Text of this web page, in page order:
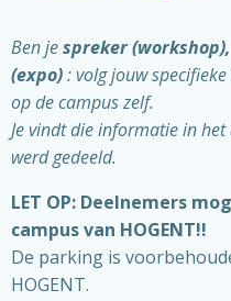
Ben jespreker
(expo): volg jouw
op de campus zelf.
Je vindt die informatie in
werd gedeeld.
LET OP: Deelnemers
campus van HOGENT!!
De parking is
HOGENT.